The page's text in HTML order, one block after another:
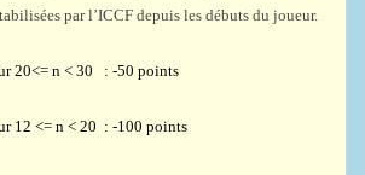
par l’ICCF depuis les débuts du joueur.
20<= n < 30 : -50 points
12 <= n < 20 : -100 points